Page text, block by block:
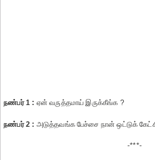
நண்பர் 1 : ஏன் வருத்தமாய் இருக்கீங்க ?
நண்பர் 2 : அடுத்தவங்க பேச்சை நான் ஒட்டுக்
-***-